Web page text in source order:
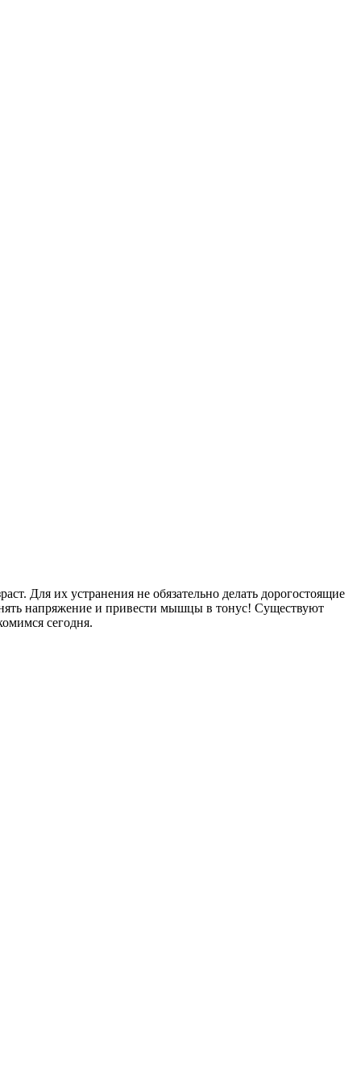
Для их устранения не обязательно делать дорогостоящие
напряжение и привести мышцы в тонус! Существуют
сегодня.